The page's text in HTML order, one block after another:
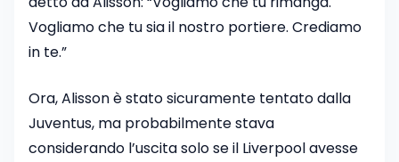
Vogliamo che tu sia il nostro portiere. Crediamo
in te.”
Ora, Alisson è stato sicuramente tentato dalla
Juventus, ma probabilmente stava
considerando l’uscita solo se il Liverpool avesse